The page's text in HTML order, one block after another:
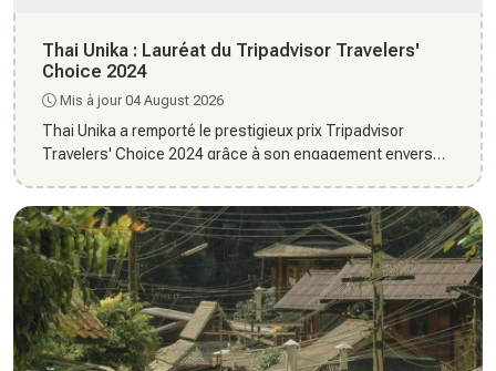
Thai Unika : Lauréat du Tripadvisor Travelers'
Choice 2024
Mis à jour 04 August 2026
Thai Unika a remporté le prestigieux prix Tripadvisor
Travelers' Choice 2024 grâce à son engagement envers